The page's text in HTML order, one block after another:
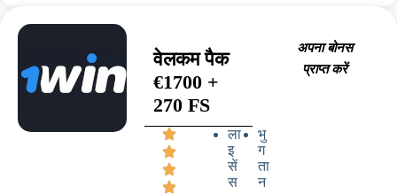
वेलकम पैक
€1700 +
270 FS
ला
इ
सें
स
भु
ग
ता
न
अपना बोनस
प्राप्त करें